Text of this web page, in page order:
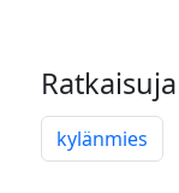
kylänmies